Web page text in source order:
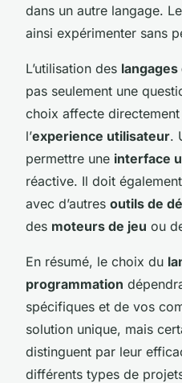
dans un autre langage.
ainsi expérimenter sans
L’utilisation des
pas seulement une
choix affecte
l’experience utilisateur.
permettre une interface
réactive. Il doit
avec d’autres outils de
des moteurs de jeu ou
En résumé, le choix du
programmation
spécifiques et de vos
solution unique, mais
distinguent par leur
différents types de